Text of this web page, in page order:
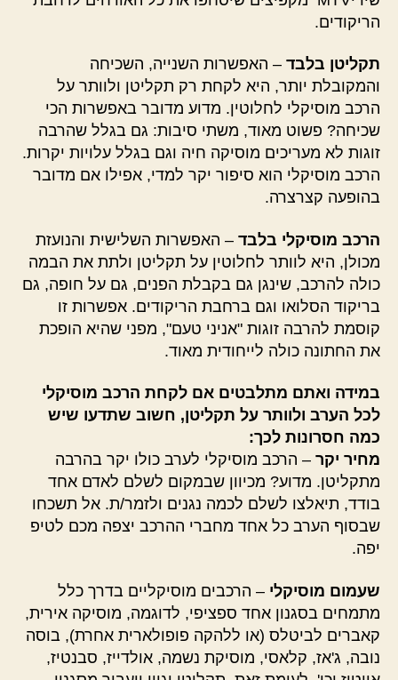
הריקודים.
תקליטן בלבד – האפשרות השנייה, השכיחה
והמקובלת יותר, היא לקחת רק תקליטן ולוותר על
הרכב מוסיקלי לחלוטין. מדוע מדובר באפשרות הכי
שכיחה? פשוט מאוד, משתי סיבות: גם בגלל שהרבה
זוגות לא מעריכים מוסיקה חיה וגם בגלל עלויות יקרות.
הרכב מוסיקלי הוא סיפור יקר למדי, אפילו אם מדובר
בהופעה קצרצרה.
הרכב מוסיקלי בלבד – האפשרות השלישית והנועזת
מכולן, היא לוותר לחלוטין על תקליטן ולתת את הבמה
כולה להרכב, שינגן גם בקבלת הפנים, גם על חופה, גם
בריקוד הסלואו וגם ברחבת הריקודים. אפשרות זו
קוסמת להרבה זוגות "אניני טעם", מפני שהיא הופכת
את החתונה כולה לייחודית מאוד.
במידה ואתם מתלבטים אם לקחת הרכב מוסיקלי
לכל הערב ולוותר על תקליטן, חשוב שתדעו שיש
כמה חסרונות לכך:
מחיר יקר – הרכב מוסיקלי לערב כולו יקר בהרבה
מתקליטן. מדוע? מכיוון שבמקום לשלם לאדם אחד
בודד, תיאלצו לשלם לכמה נגנים ולזמר/ת. אל תשכחו
שבסוף הערב כל אחד מחברי ההרכב יצפה מכם לטיפ
יפה.
שעמום מוסיקלי – הרכבים מוסיקליים בדרך כלל
מתמחים בסגנון אחד ספציפי, לדוגמה, מוסיקה אירית,
קאברים לביטלס (או ללהקה פופולארית אחרת), בוסה
נובה, ג'אז, קלאסי, מוסיקת נשמה, אולדייז, סבנטיז,